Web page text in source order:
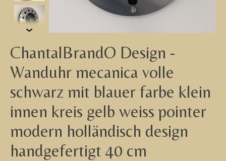
ChantalBrandO Design -
Wanduhr mecanica volle
schwarz mit blauer farbe klein
innen kreis gelb weiss pointer
modern holländisch design
handgefertigt 40 cm